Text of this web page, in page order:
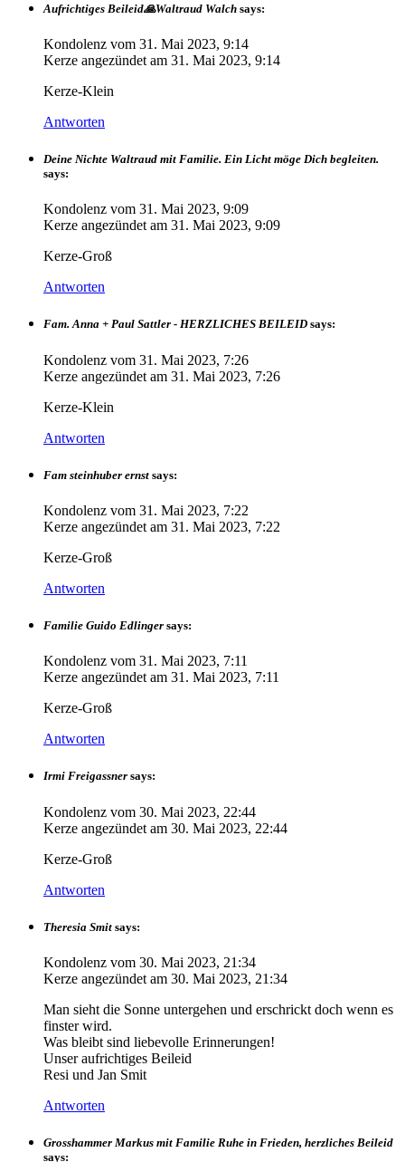
Aufrichtiges Beileid🙏Waltraud Walch says:
Kondolenz vom 31. Mai 2023, 9:14
Kerze angezündet am 31. Mai 2023, 9:14
Kerze-Klein
Antworten
Deine Nichte Waltraud mit Familie. Ein Licht möge Dich begleiten.
says:
Kondolenz vom 31. Mai 2023, 9:09
Kerze angezündet am 31. Mai 2023, 9:09
Kerze-Groß
Antworten
Fam. Anna + Paul Sattler - HERZLICHES BEILEID says:
Kondolenz vom 31. Mai 2023, 7:26
Kerze angezündet am 31. Mai 2023, 7:26
Kerze-Klein
Antworten
Fam steinhuber ernst says:
Kondolenz vom 31. Mai 2023, 7:22
Kerze angezündet am 31. Mai 2023, 7:22
Kerze-Groß
Antworten
Familie Guido Edlinger says:
Kondolenz vom 31. Mai 2023, 7:11
Kerze angezündet am 31. Mai 2023, 7:11
Kerze-Groß
Antworten
Irmi Freigassner says:
Kondolenz vom 30. Mai 2023, 22:44
Kerze angezündet am 30. Mai 2023, 22:44
Kerze-Groß
Antworten
Theresia Smit says:
Kondolenz vom 30. Mai 2023, 21:34
Kerze angezündet am 30. Mai 2023, 21:34
Man sieht die Sonne untergehen und erschrickt doch wenn es
finster wird.
Was bleibt sind liebevolle Erinnerungen!
Unser aufrichtiges Beileid
Resi und Jan Smit
Antworten
Grosshammer Markus mit Familie Ruhe in Frieden, herzliches Beileid
says: